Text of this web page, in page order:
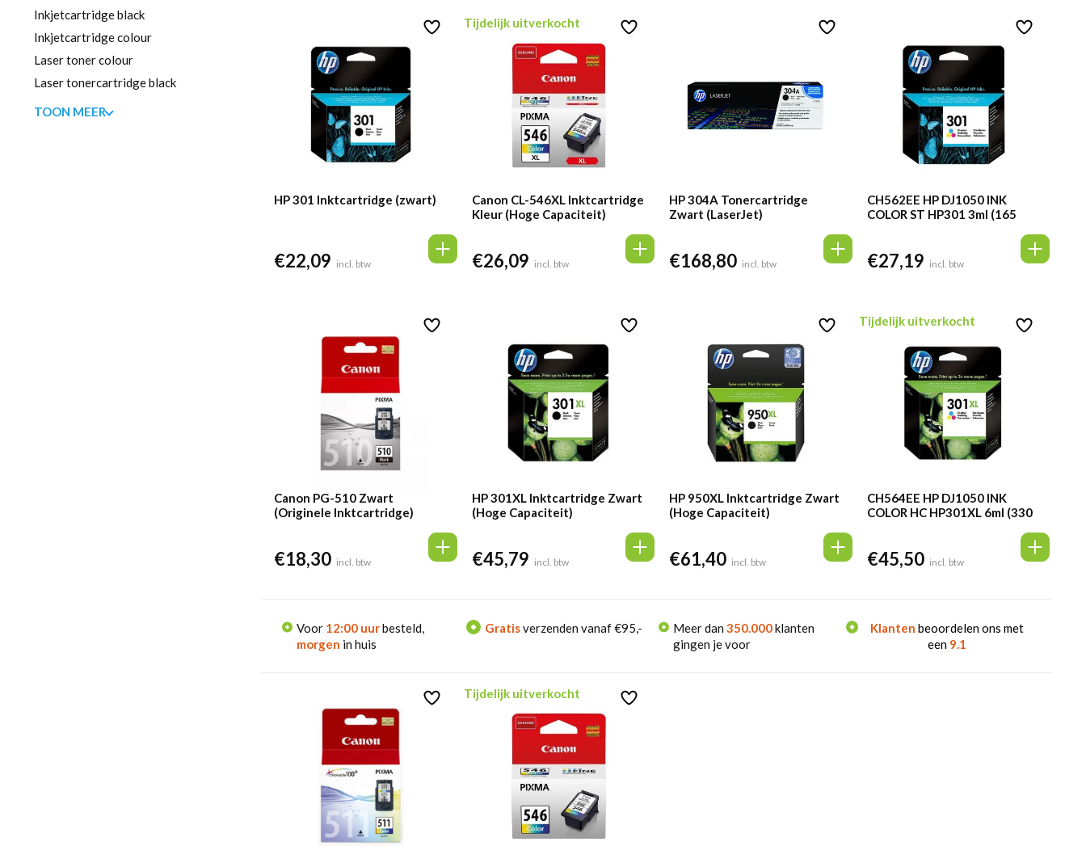
Inkjetcartridge black
Inkjetcartridge colour
Laser toner colour
Laser tonercartridge black
TOON MEER
HP 301 Inktcartridge (zwart)
€22,09 incl. btw
Tijdelijk uitverkocht
Canon CL-546XL Inktcartridge
Kleur (Hoge Capaciteit)
€26,09 incl. btw
HP 304A Tonercartridge
Zwart (LaserJet)
€168,80 incl. btw
CH562EE HP DJ1050 INK
COLOR ST HP301 3ml (165
€27,19 incl. btw
Canon PG-510 Zwart
(Originele Inktcartridge)
€18,30 incl. btw
HP 301XL Inktcartridge Zwart
(Hoge Capaciteit)
€45,79 incl. btw
HP 950XL Inktcartridge Zwart
(Hoge Capaciteit)
€61,40 incl. btw
Tijdelijk uitverkocht
CH564EE HP DJ1050 INK
COLOR HC HP301XL 6ml (330
€45,50 incl. btw
Voor 12:00 uurbesteld,
morgen in huis
Gratisverzenden vanaf €95,- Meer dan350.000klanten
gingen je voor
Klanten beoordelen ons met
een 9.1
Tijdelijk uitverkocht